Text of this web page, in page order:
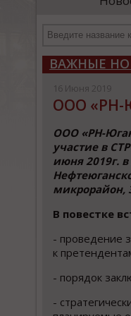
иностранными
ВАЖНЫЕ
16 Июня 2019
ООО «РН-
ООО «РН-
участие в
июня 2019г.
микрорайон,
В повестке
- проведение
к
- порядок
-